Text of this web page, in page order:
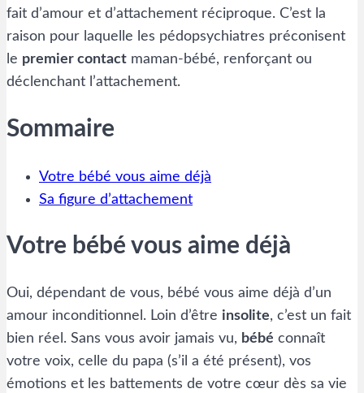
fait d’amour et d’attachement réciproque. C’est la
raison pour laquelle les pédopsychiatres préconisent
le premier contact maman-bébé, renforçant ou
déclenchant l’attachement.
Sommaire
Votre bébé vous aime déjà
Sa figure d’attachement
Votre bébé vous aime déjà
Oui, dépendant de vous, bébé vous aime déjà d’un
amour inconditionnel. Loin d’être insolite, c’est un fait
bien réel. Sans vous avoir jamais vu, bébé connaît
votre voix, celle du papa (s’il a été présent), vos
émotions et les battements de votre cœur dès sa vie